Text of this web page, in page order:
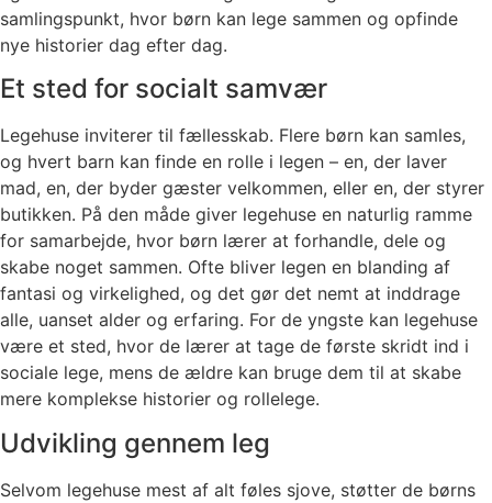
samlingspunkt, hvor børn kan lege sammen og opfinde
nye historier dag efter dag.
Et sted for socialt samvær
Legehuse inviterer til fællesskab. Flere børn kan samles,
og hvert barn kan finde en rolle i legen – en, der laver
mad, en, der byder gæster velkommen, eller en, der styrer
butikken. På den måde giver legehuse en naturlig ramme
for samarbejde, hvor børn lærer at forhandle, dele og
skabe noget sammen. Ofte bliver legen en blanding af
fantasi og virkelighed, og det gør det nemt at inddrage
alle, uanset alder og erfaring. For de yngste kan legehuse
være et sted, hvor de lærer at tage de første skridt ind i
sociale lege, mens de ældre kan bruge dem til at skabe
mere komplekse historier og rollelege.
Udvikling gennem leg
Selvom legehuse mest af alt føles sjove, støtter de børns